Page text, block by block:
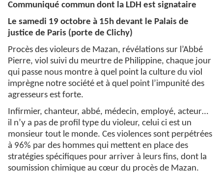
Communiqué commun dont la LDH est signataire
Le samedi 19 octobre à 15h devant le Palais de
justice de Paris (porte de Clichy)
Procès des violeurs de Mazan, révélations sur l’Abbé
Pierre, viol suivi du meurtre de Philippine, chaque jour
qui passe nous montre à quel point la culture du viol
imprègne notre société et à quel point l’impunité des
agresseurs est forte.
Infirmier, chanteur, abbé, médecin, employé, acteur…
il n’y a pas de profil type du violeur, celui ci est un
monsieur tout le monde. Ces violences sont perpétrées
à 96% par des hommes qui mettent en place des
stratégies spécifiques pour arriver à leurs fins, dont la
soumission chimique au cœur du procès de Mazan.